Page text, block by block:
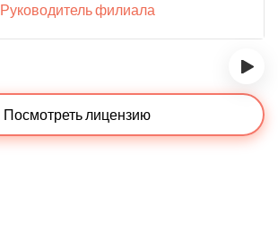
Руководитель филиала
›
Посмотреть лицензию